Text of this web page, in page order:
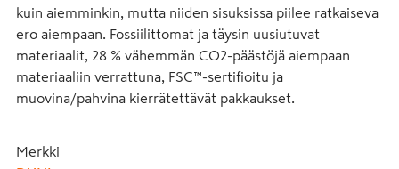
kuin aiemminkin, mutta niiden sisuksissa piilee ratkaiseva
ero aiempaan. Fossiilittomat ja täysin uusiutuvat
materiaalit, 28 % vähemmän CO2-päästöjä aiempaan
materiaaliin verrattuna, FSC™-sertifioitu ja
muovina/pahvina kierrätettävät pakkaukset.
Merkki